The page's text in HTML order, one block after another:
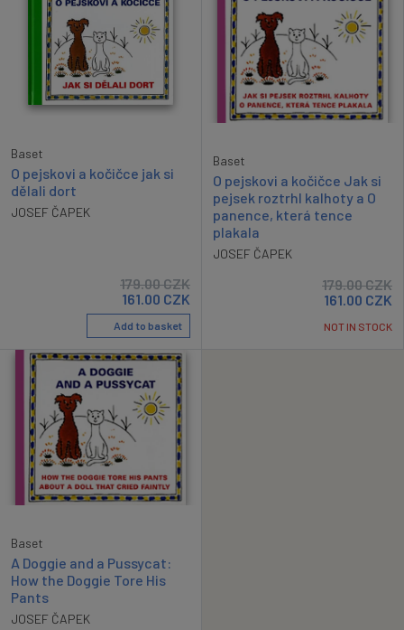
Baset
O pejskovi a kočičce jak si
dělali dort
JOSEF ČAPEK
179.00CZK
161.00 CZK
Add to basket
Baset
O pejskovi a kočičce Jak si
pejsek roztrhl kalhoty a O
panence, která tence
plakala
JOSEF ČAPEK
179.00CZK
161.00 CZK
NOT IN STOCK
Baset
A Doggie and a Pussycat:
How the Doggie Tore His
Pants
JOSEF ČAPEK